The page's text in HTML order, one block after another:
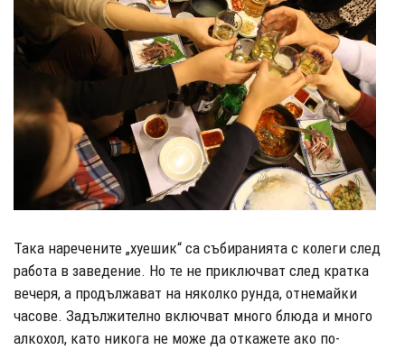
Така наречените „хуешик“ са събиранията с колеги след
работа в заведение. Но те не приключват след кратка
вечеря, а продължават на няколко рунда, отнемайки
часове. Задължително включват много блюда и много
алкохол, като никога не може да откажете ако по-